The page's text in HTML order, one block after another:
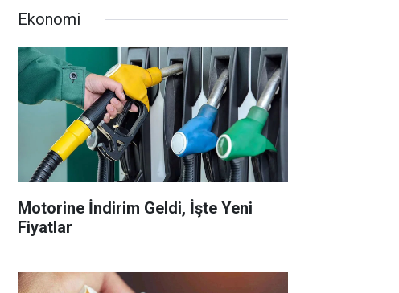
Ekonomi
Motorine İndirim Geldi, İşte Yeni
Fiyatlar